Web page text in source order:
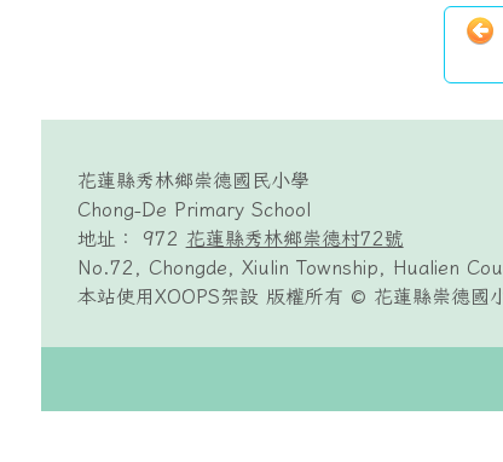
頁尾區域內容
花蓮縣秀林鄉崇德國民小學
Chong-De Primary School
地址： 972 花蓮縣秀林鄉崇德村72號
No.72, Chongde, Xiulin Township, Hualien
本站使用XOOPS架設 版權所有 © 花蓮縣崇德國